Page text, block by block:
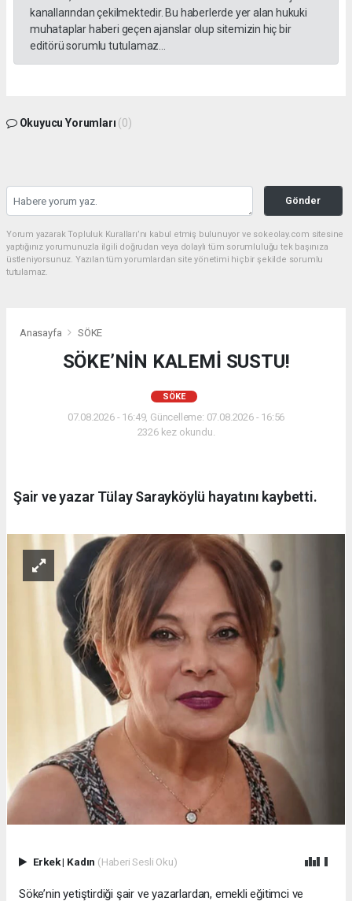
kanallarından çekilmektedir. Bu haberlerde yer alan hukuki
muhataplar haberi geçen ajanslar olup sitemizin hiç bir
editörü sorumlu tutulamaz...
Okuyucu Yorumları (0)
Gönder
Yorum yazarak Topluluk Kuralları’nı kabul etmiş bulunuyor ve sokeolay.com sitesine
yaptığınız yorumunuzla ilgili doğrudan veya dolaylı tüm sorumluluğu tek başınıza
üstleniyorsunuz. Yazılan tüm yorumlardan site yönetimi hiçbir şekilde sorumlu
tutulamaz.
Anasayfa SÖKE
SÖKE’NİN KALEMİ SUSTU!
SÖKE
07.08.2026 - 16:49, Güncelleme: 07.08.2026 - 16:56
2326 kez okundu.
Şair ve yazar Tülay Sarayköylü hayatını kaybetti.
Erkek| Kadın (Haberi Sesli Oku)
Söke’nin yetiştirdiği şair ve yazarlardan, emekli eğitimci ve